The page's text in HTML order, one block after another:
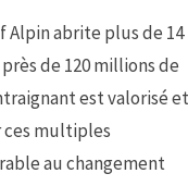
Alpin abrite plus de 14
de 120 millions de
est valorisé et
multiples
au changement